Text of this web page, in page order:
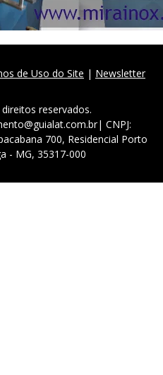
de Uso do Site | Newsletter
reservados.
CNPJ:
700, Residencial Porto
- MG, 35317-000